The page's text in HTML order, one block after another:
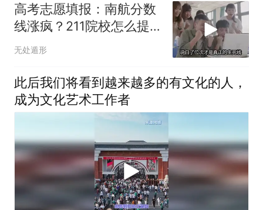
高考志愿填报：南航分数
线涨疯？211院校怎么提
前锁定位次？
无处遁形
此后我们将看到越来越多的有文化的人，
成为文化艺术工作者